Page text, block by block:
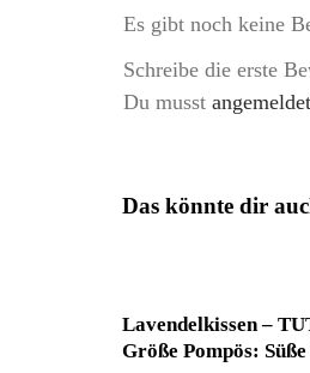
Es gibt noch keine
Schreibe die erste
Du musst angemeldet
Das könnte dir
Lavendelkissen –
Größe Pompös: